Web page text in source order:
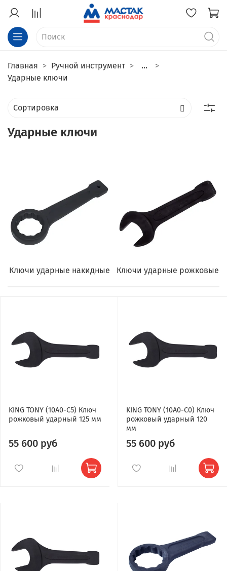
Главная Ручной инструмент
...
Ударные ключи
Ударные ключи
Ключи ударные накидные Ключи ударные рожковые
KING TONY (10A0-C5) Ключ
рожковый ударный 125 мм
55 600 руб
KING TONY (10A0-C0) Ключ
рожковый ударный 120
мм
55 600 руб